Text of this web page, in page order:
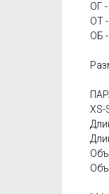
ОГ -
ОТ
ОБ -
XS-